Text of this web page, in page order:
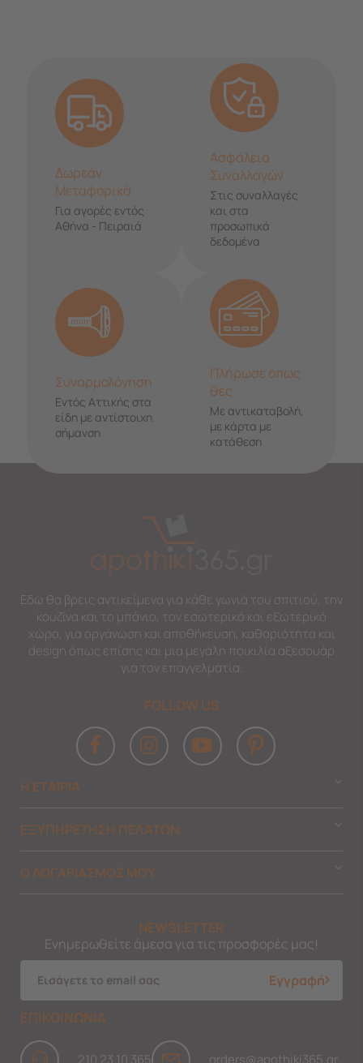
Δωρεάν
Μεταφορικά
Για αγορές εντός
Αθήνα - Πειραιά
Ασφάλεια
Συναλλαγών
Στις συναλλαγές
και στα
προσωπικά
δεδομένα
Συναρμολόγηση
Εντός Αττικής στα
είδη με αντίστοιχη
σήμανση
Πλήρωσε όπως
θες
Με αντικαταβολή,
με κάρτα με
κατάθεση
Εδώ θα βρεις αντικείμενα για κάθε γωνιά του σπιτιού, την
κουζίνα και το μπάνιο, τον εσωτερικό και εξωτερικό
χώρο, για οργάνωση και αποθήκευση, καθαριότητα και
design όπως επίσης και μια μεγάλη ποικιλία αξεσουάρ
για τον επαγγελματία.
FOLLOW US
Η ΕΤΑΙΡΙΑ
ΕΞΥΠΗΡΕΤΗΣΗ ΠΕΛΑΤΩΝ
Ο ΛΟΓΑΡΙΑΣΜΟΣ ΜΟΥ
NEWSLETTER
Ενημερωθείτε άμεσα για τις προσφορές μας!
Εγγραφή
ΕΠΙΚΟΙΝΩΝΙΑ